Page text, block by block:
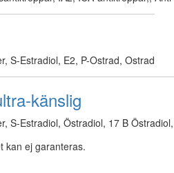
S-Estradiol, E2, P-Ostrad, Ostrad
känslig
S-Estradiol, Östradiol, 17 B
kan ej garanteras.